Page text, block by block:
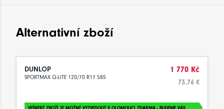
Alternativní zboží
DUNLOP
SPORTMAX Q-LITE 120/70 R17 58S
1 770 Kč
73.76 €
VEŠKERÉ ZBOŽÍ JE MOŽNÉ VYZVEDOUT V OLOMOUCI ZDARMA - BUDEME VÁS